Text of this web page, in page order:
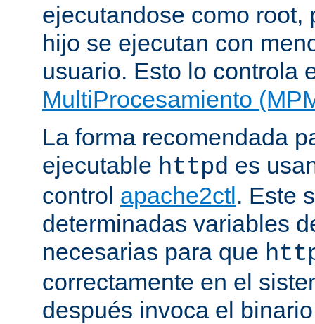
ejecutandose como root,
hijo se ejecutan con
usuario. Esto lo controla
MultiProcesamiento
La forma recomendada
ejecutable httpd es
control apache2ctl. Este
determinadas variables
necesarias para que
correctamente en el
después invoca el